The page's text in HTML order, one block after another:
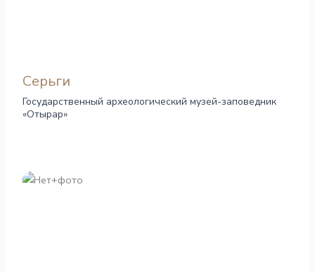
Серьги
Государственный археологический музей-заповедник
«Отырар»